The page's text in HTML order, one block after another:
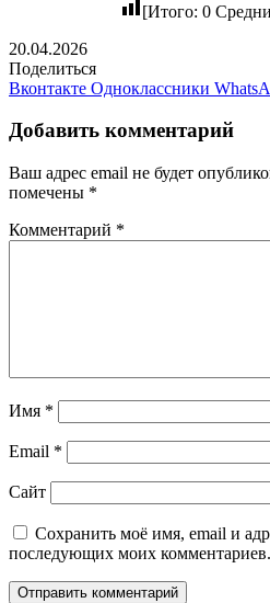
[Итого: 0
20.04.2026
Поделиться
Вконтакте Одноклассники
Добавить комментарий
Ваш адрес email не будет
помечены *
Комментарий *
Имя *
Email *
Сайт
Сохранить моё имя, email и
последующих моих комментариев.